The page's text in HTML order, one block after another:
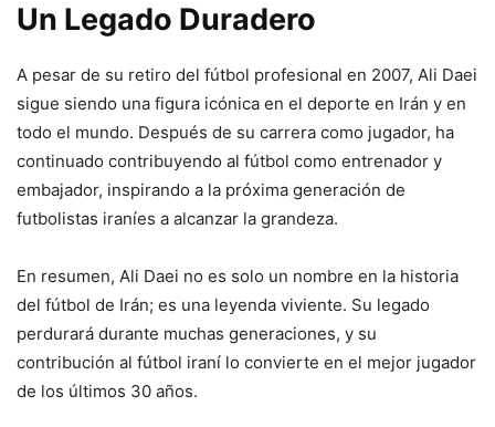
Un Legado Duradero
A pesar de su retiro del fútbol profesional en 2007, Ali Daei
sigue siendo una figura icónica en el deporte en Irán y en
todo el mundo. Después de su carrera como jugador, ha
continuado contribuyendo al fútbol como entrenador y
embajador, inspirando a la próxima generación de
futbolistas iraníes a alcanzar la grandeza.
En resumen, Ali Daei no es solo un nombre en la historia
del fútbol de Irán; es una leyenda viviente. Su legado
perdurará durante muchas generaciones, y su
contribución al fútbol iraní lo convierte en el mejor jugador
de los últimos 30 años.